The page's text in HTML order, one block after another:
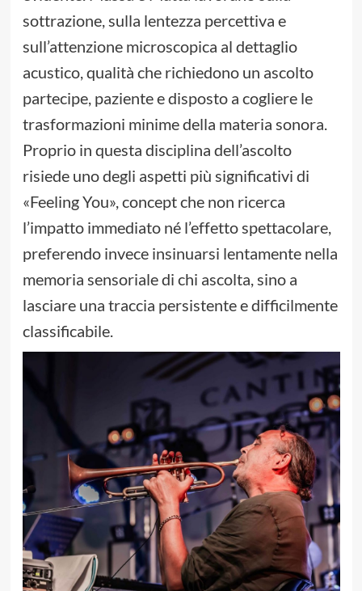
sottrazione, sulla lentezza percettiva e
sull’attenzione microscopica al dettaglio
acustico, qualità che richiedono un ascolto
partecipe, paziente e disposto a cogliere le
trasformazioni minime della materia sonora.
Proprio in questa disciplina dell’ascolto
risiede uno degli aspetti più significativi di
«Feeling You», concept che non ricerca
l’impatto immediato né l’effetto spettacolare,
preferendo invece insinuarsi lentamente nella
memoria sensoriale di chi ascolta, sino a
lasciare una traccia persistente e difficilmente
classificabile.